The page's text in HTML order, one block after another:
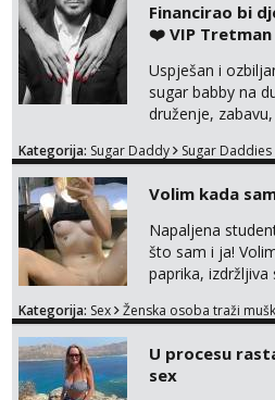
Financirao bi
❤️ VIP Tretman
Uspješan i
sugar babby na
druženje,
otvorena,
Kategorija: Sugar Daddy Sugar Daddies
Volim kada
Napaljena
što sam i ja!
paprika,
bilo kad i bilo
tamo, cekam te!
Kategorija: Sex Ženska osoba traži
U procesu
sex